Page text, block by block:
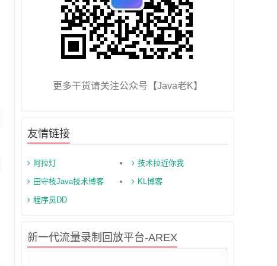
更多干货请关注公众号【Java老K】
友情链接
阿拉灯 技术拉近你我
田守枝Java技术博客 KL博客
程序员DD
新一代流量录制回放平台-AREX